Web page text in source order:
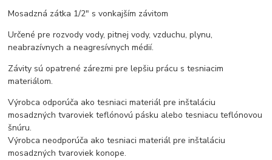
Mosadzná zátka 1/2" s vonkajším závitom
Určené pre rozvody vody, pitnej vody, vzduchu, plynu,
neabrazívnych a neagresívnych médií.
Závity sú opatrené zárezmi pre lepšiu prácu s tesniacim
materiálom.
Výrobca odporúča ako tesniaci materiál pre inštaláciu
mosadzných tvaroviek teflónovú pásku alebo tesniacu teflónovou
šnúru.
Výrobca neodporúča ako tesniaci materiál pre inštaláciu
mosadzných tvaroviek konope.